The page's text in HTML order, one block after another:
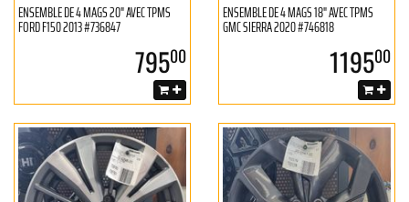
ENSEMBLE DE 4 MAGS 20" AVEC TPMS
FORD F150 2013 #736847
79500
ENSEMBLE DE 4 MAGS 18" AVEC TPMS
GMC SIERRA 2020 #746818
119500